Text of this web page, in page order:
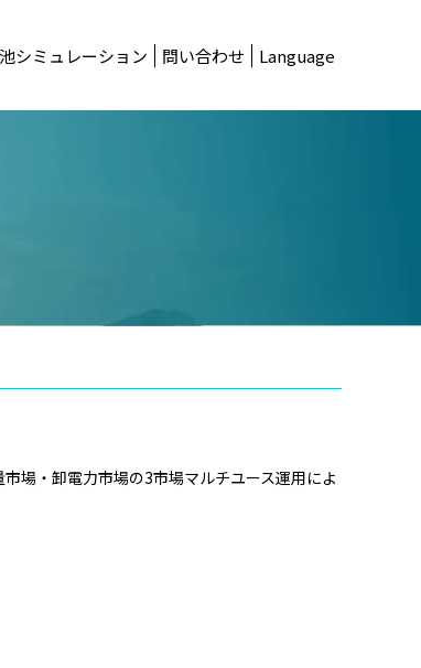
シミュレーション 問い合わせ Language
場・卸電力市場の3市場マルチユース運用によ